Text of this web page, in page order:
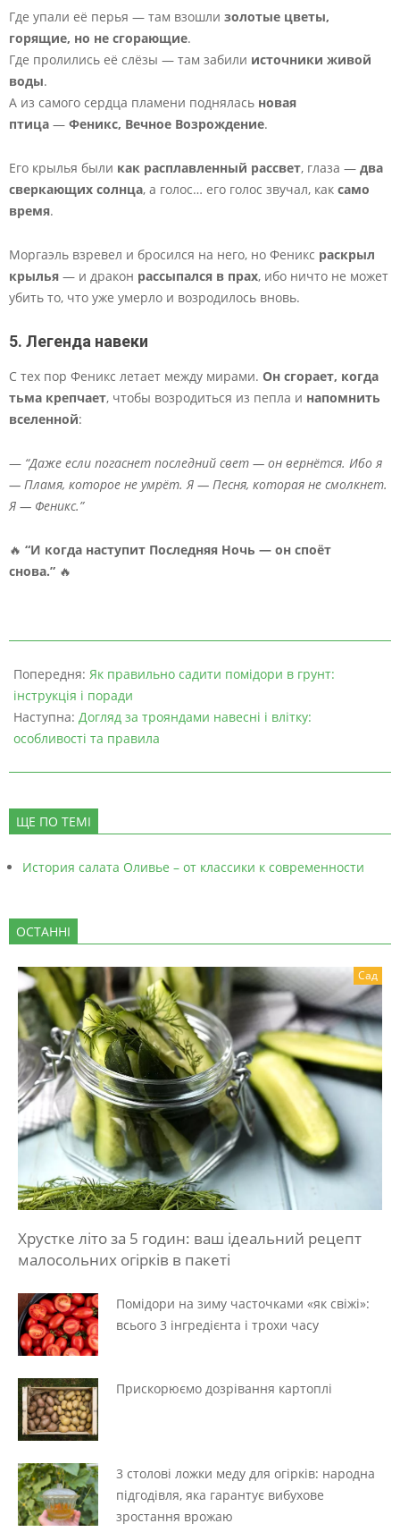
Где упали её перья — там взошли золотые цветы,
горящие, но не сгорающие.
Где пролились её слёзы — там забили источники живой
воды.
А из самого сердца пламени поднялась новая
птица — Феникс, Вечное Возрождение.
Его крылья были как расплавленный рассвет, глаза — два
сверкающих солнца, а голос… его голос звучал, как само
время.
Моргаэль взревел и бросился на него, но Феникс раскрыл
крылья — и дракон рассыпался в прах, ибо ничто не может
убить то, что уже умерло и возродилось вновь.
5. Легенда навеки
С тех пор Феникс летает между мирами. Он сгорает, когда
тьма крепчает, чтобы возродиться из пепла и напомнить
вселенной:
— “Даже если погаснет последний свет — он вернётся. Ибо я
— Пламя, которое не умрёт. Я — Песня, которая не смолкнет.
Я — Феникс.”
🔥 “И когда наступит Последняя Ночь — он споёт
снова.” 🔥
Попередня: Як правильно садити помідори в грунт:
інструкція і поради
Наступна: Догляд за трояндами навесні і влітку:
особливості та правила
ЩЕ ПО ТЕМІ
История салата Оливье – от классики к современности
ОСТАННІ
Сад
Хрустке літо за 5 годин: ваш ідеальний рецепт
малосольних огірків в пакеті
Помідори на зиму часточками «як свіжі»:
всього 3 інгредієнта і трохи часу
Прискорюємо дозрівання картоплі
3 столові ложки меду для огірків: народна
підгодівля, яка гарантує вибухове
зростання врожаю